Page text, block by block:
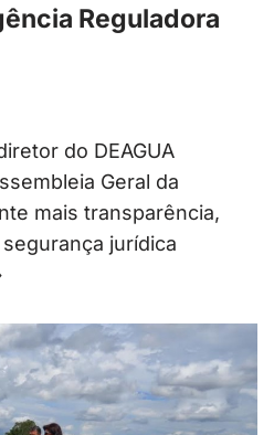
Reguladora
do DEAGUA
Geral da
mais transparência,
jurídica